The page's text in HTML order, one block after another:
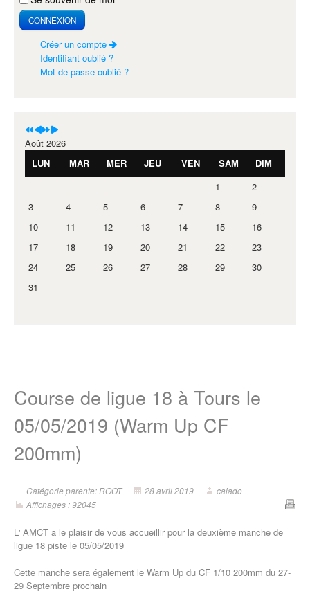
CONNEXION
Créer un compte
Identifiant oublié ?
Mot de passe oublié ?
Août 2026
LUN
MAR MER JEU VEN SAM
DIM
1
2
3
4 5 6 7 8
9
10
11 12 13 14 15
16
17
18 19 20 21 22
23
24
25 26 27 28 29
30
31
Course de ligue 18 à Tours le
05/05/2019 (Warm Up CF
200mm)
Catégorie parente: ROOT 28 avril 2019
calado
Affichages : 92045
L' AMCT a le plaisir de vous accueillir pour la deuxième manche de
ligue 18 piste le 05/05/2019
Cette manche sera également le Warm Up du CF 1/10 200mm du 27-
29 Septembre prochain